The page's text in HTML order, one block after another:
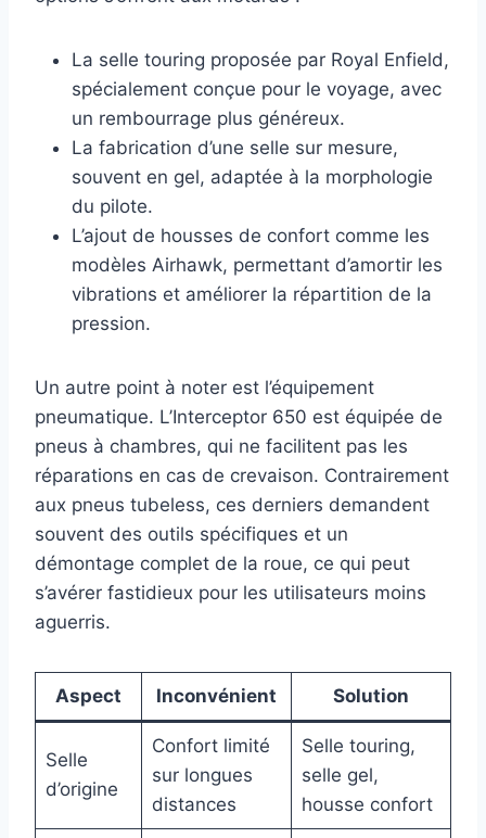
La selle touring proposée par Royal Enfield,
spécialement conçue pour le voyage, avec
un rembourrage plus généreux.
La fabrication d’une selle sur mesure,
souvent en gel, adaptée à la morphologie
du pilote.
L’ajout de housses de confort comme les
modèles Airhawk, permettant d’amortir les
vibrations et améliorer la répartition de la
pression.
Un autre point à noter est l’équipement
pneumatique. L’Interceptor 650 est équipée de
pneus à chambres, qui ne facilitent pas les
réparations en cas de crevaison. Contrairement
aux pneus tubeless, ces derniers demandent
souvent des outils spécifiques et un
démontage complet de la roue, ce qui peut
s’avérer fastidieux pour les utilisateurs moins
aguerris.
Aspect Inconvénient Solution
Selle
d’origine
Confort limité
sur longues
distances
Selle touring,
selle gel,
housse confort